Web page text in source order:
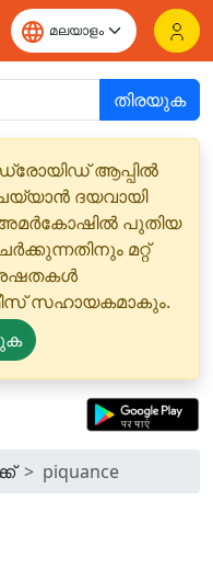
തിരയുക
ആപ്പിൽ
ദയവായി
പുതിയ
മറ്റ്
സഹായകമാകും.
piquance